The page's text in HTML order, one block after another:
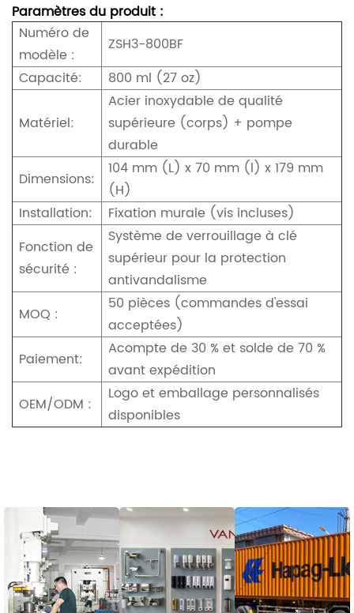
Paramètres du produit :
Numéro de
modèle :
ZSH3-800BF
Capacité:
800 ml (27 oz)
Matériel:
Acier inoxydable de qualité
supérieure (corps) + pompe
durable
Dimensions:
104 mm (L) x 70 mm (l) x 179 mm
(H)
Installation:
Fixation murale (vis incluses)
Fonction de
sécurité :
Système de verrouillage à clé
supérieur pour la protection
antivandalisme
MOQ :
50 pièces (commandes d'essai
acceptées)
Paiement:
Acompte de 30 % et solde de 70 %
avant expédition
OEM/ODM :
Logo et emballage personnalisés
disponibles